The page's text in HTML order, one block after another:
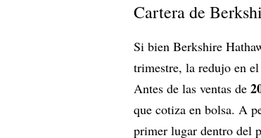
Cartera de
Si bien Berkshire
trimestre, la redujo en
Antes de las ventas de
que cotiza en bolsa. A
primer lugar dentro del